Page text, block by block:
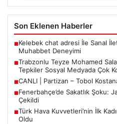
Son Eklenen Haberler
■Kelebek chat adresi İle Sanal
Muhabbet Deneyimi
■Trabzonlu Teyze Mohamed
Tepkiler Sosyal Medyada Çok
■CANLI | Partizan – Tobol
■Fenerbahçe’de Sakatlık Şoku:
Çekildi
■Türk Hava Kuvvetleri’nin İlk
Oldu